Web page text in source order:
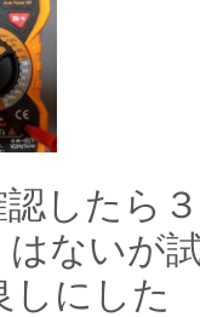
したら
ないが
しにした